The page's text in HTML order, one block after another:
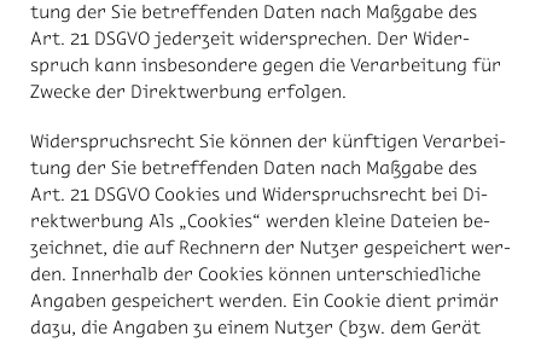
tung der Sie be­tref­fen­den Da­ten nach Maß­ga­be des
Art. 21 DS­GVO je­der­zeit wi­der­spre­chen. Der Wi­der­
spruch kann ins­be­son­de­re ge­gen die Ver­ar­bei­tung für
Zwe­cke der Di­rekt­wer­bung er­fol­gen.
Wi­der­spruchs­recht Sie kön­nen der künf­ti­gen Ver­ar­bei­
tung der Sie be­tref­fen­den Da­ten nach Maß­ga­be des
Art. 21 DS­GVO Coo­kies und Wi­der­spruchs­recht bei Di­
rekt­wer­bung Als „Coo­kies“ wer­den klei­ne Da­tei­en be­
zeich­net, die auf Rech­nern der Nut­zer ge­spei­chert wer­
den. In­ner­halb der Coo­kies kön­nen un­ter­schied­li­che
An­ga­ben ge­spei­chert wer­den. Ein Coo­kie dient pri­mär
dazu, die An­ga­ben zu ei­nem Nut­zer (bzw. dem Ge­rät